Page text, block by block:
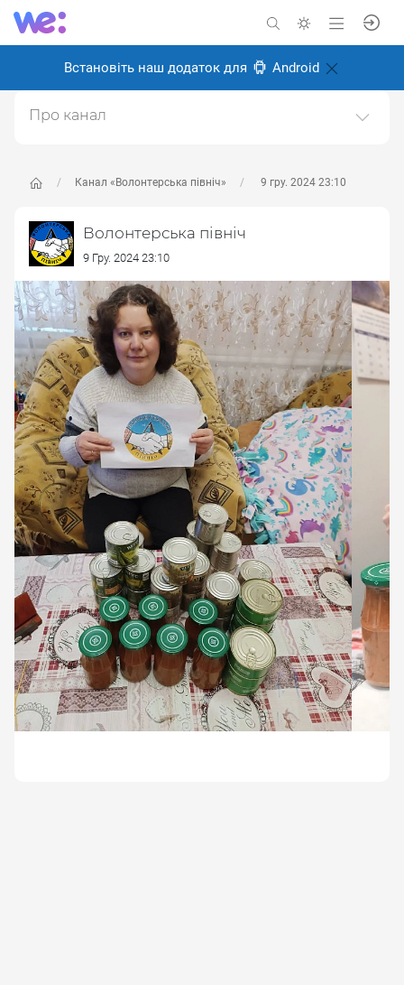
Встановіть наш додаток для Android
Канал «Волонтерська північ» 9 гру. 2024 23:10
Волонтерська північ
9 Гру. 2024 23:10
Про канал
руки допомоги до тих, хто зазнав випробувань в
тому, щоб надати військовим та цивільним
необхідну підтри
Відповідальні:Олексій Іванченков